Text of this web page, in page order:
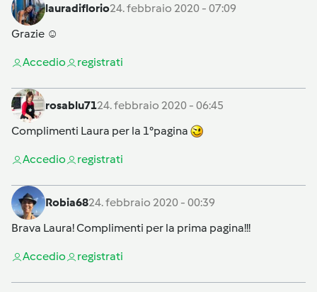
lauradiflorio24. febbraio 2020 - 07:09
Grazie ☺️
Accedio registrati
rosablu7124. febbraio 2020 - 06:45
Complimenti Laura per la 1°pagina
Accedio registrati
Robia6824. febbraio 2020 - 00:39
Brava Laura! Complimenti per la prima pagina!!!
Accedio registrati